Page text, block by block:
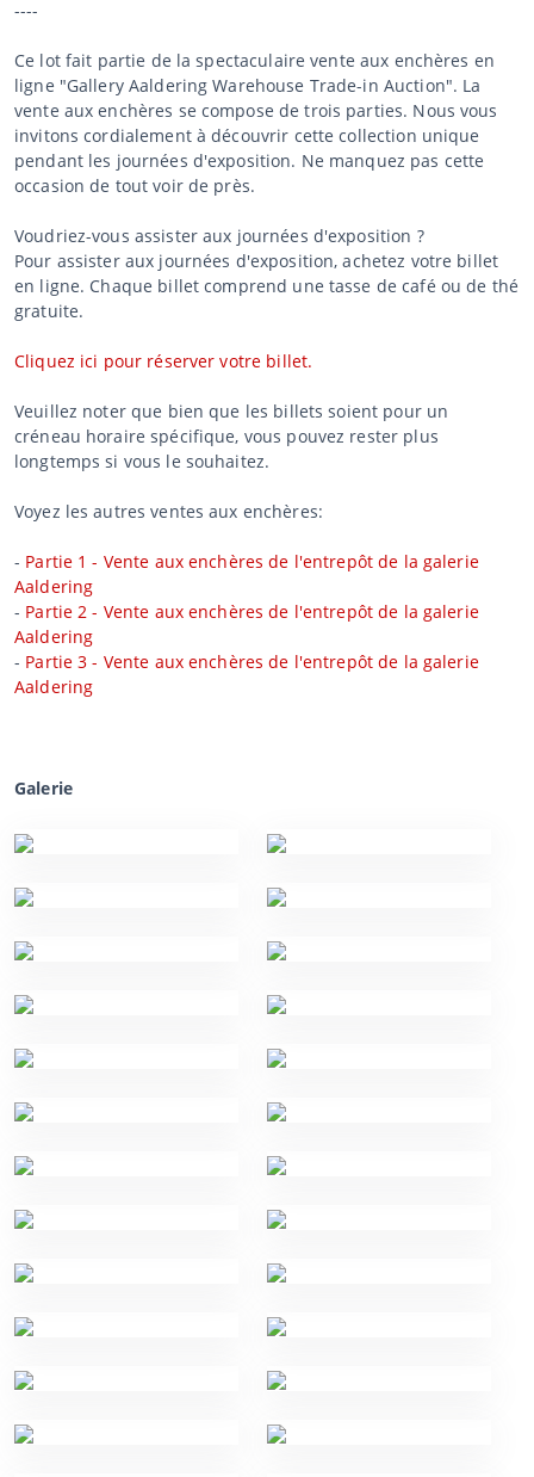
----
Ce lot fait partie de la spectaculaire vente aux enchères en
ligne "Gallery Aaldering Warehouse Trade-in Auction". La
vente aux enchères se compose de trois parties. Nous vous
invitons cordialement à découvrir cette collection unique
pendant les journées d'exposition. Ne manquez pas cette
occasion de tout voir de près.
Voudriez-vous assister aux journées d'exposition ?
Pour assister aux journées d'exposition, achetez votre billet
en ligne. Chaque billet comprend une tasse de café ou de thé
gratuite.
Cliquez ici pour réserver votre billet.
Veuillez noter que bien que les billets soient pour un
créneau horaire spécifique, vous pouvez rester plus
longtemps si vous le souhaitez.
Voyez les autres ventes aux enchères:
- Partie 1 - Vente aux enchères de l'entrepôt de la galerie
Aaldering
- Partie 2 - Vente aux enchères de l'entrepôt de la galerie
Aaldering
- Partie 3 - Vente aux enchères de l'entrepôt de la galerie
Aaldering
Galerie